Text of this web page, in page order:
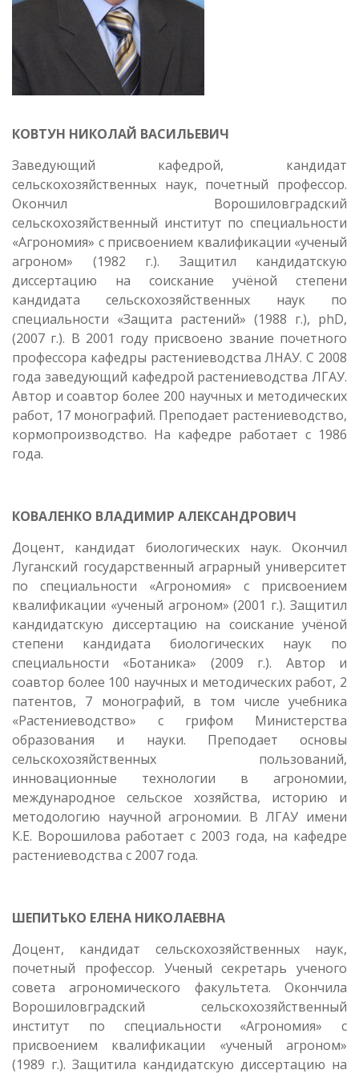
КОВТУН НИКОЛАЙ ВАСИЛЬЕВИЧ
Заведующий кафедрой, кандидат
сельскохозяйственных наук, почетный профессор.
Окончил Ворошиловградский
сельскохозяйственный институт по специальности
«Агрономия» с присвоением квалификации «ученый
агроном» (1982 г.). Защитил кандидатскую
диссертацию на соискание учёной степени
кандидата сельскохозяйственных наук по
специальности «Защита растений» (1988 г.), phD,
(2007 г.). В 2001 году присвоено звание почетного
профессора кафедры растениеводства ЛНАУ. С 2008
года заведующий кафедрой растениеводства ЛГАУ.
Автор и соавтор более 200 научных и методических
работ, 17 монографий. Преподает растениеводство,
кормопроизводство. На кафедре работает с 1986
года.
КОВАЛЕНКО ВЛАДИМИР АЛЕКСАНДРОВИЧ
Доцент, кандидат биологических наук. Окончил
Луганский государственный аграрный университет
по специальности «Агрономия» с присвоением
квалификации «ученый агроном» (2001 г.). Защитил
кандидатскую диссертацию на соискание учёной
степени кандидата биологических наук по
специальности «Ботаника» (2009 г.). Автор и
соавтор более 100 научных и методических работ, 2
патентов, 7 монографий, в том числе учебника
«Растениеводство» с грифом Министерства
образования и науки. Преподает основы
сельскохозяйственных пользований,
инновационные технологии в агрономии,
международное сельское хозяйства, историю и
методологию научной агрономии. В ЛГАУ имени
К.Е. Ворошилова работает с 2003 года, на кафедре
растениеводства с 2007 года.
ШЕПИТЬКО ЕЛЕНА НИКОЛАЕВНА
Доцент, кандидат сельскохозяйственных наук,
почетный профессор. Ученый секретарь ученого
совета агрономического факультета. Окончила
Ворошиловградский сельскохозяйственный
институт по специальности «Агрономия» с
присвоением квалификации «ученый агроном»
(1989 г.). Защитила кандидатскую диссертацию на